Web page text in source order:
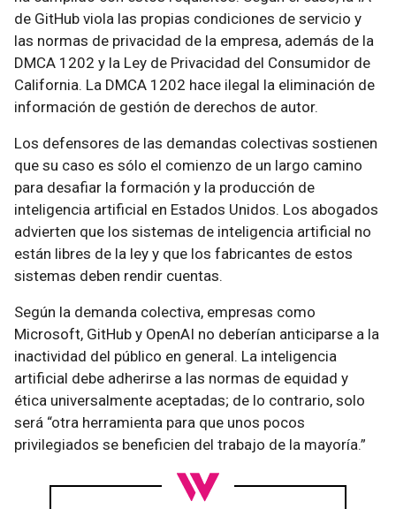
de GitHub viola las propias condiciones de servicio y
las normas de privacidad de la empresa, además de la
DMCA 1202 y la Ley de Privacidad del Consumidor de
California. La DMCA 1202 hace ilegal la eliminación de
información de gestión de derechos de autor.
Los defensores de las demandas colectivas sostienen
que su caso es sólo el comienzo de un largo camino
para desafiar la formación y la producción de
inteligencia artificial en Estados Unidos. Los abogados
advierten que los sistemas de inteligencia artificial no
están libres de la ley y que los fabricantes de estos
sistemas deben rendir cuentas.
Según la demanda colectiva, empresas como
Microsoft, GitHub y OpenAI no deberían anticiparse a la
inactividad del público en general. La inteligencia
artificial debe adherirse a las normas de equidad y
ética universalmente aceptadas; de lo contrario, solo
será “otra herramienta para que unos pocos
privilegiados se beneficien del trabajo de la mayoría.”